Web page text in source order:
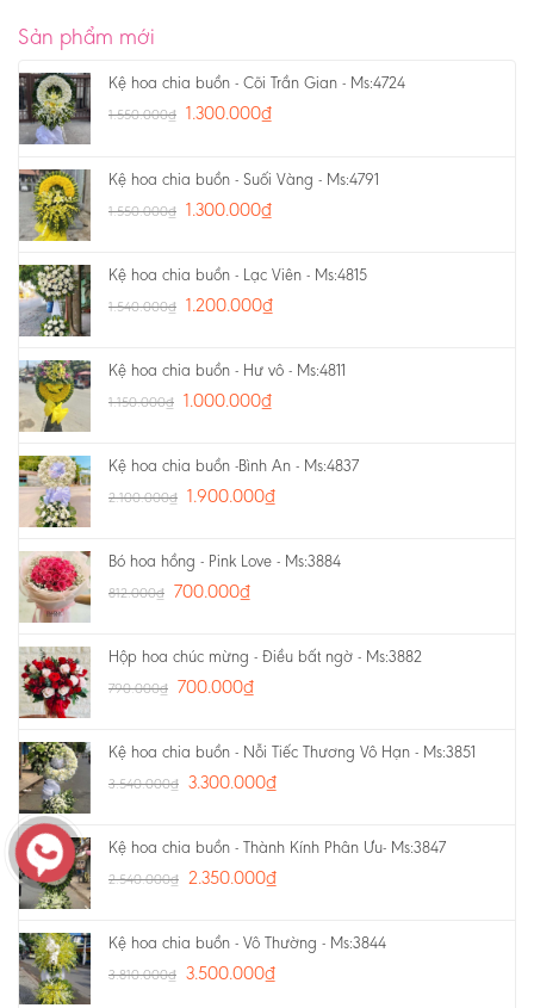
Sản phẩm mới
Kệ hoa chia buồn - Cõi Trần Gian - Ms:4724
1.550.000₫ 1.300.000₫
Kệ hoa chia buồn - Suối Vàng - Ms:4791
1.550.000₫ 1.300.000₫
Kệ hoa chia buồn - Lạc Viên - Ms:4815
1.540.000₫ 1.200.000₫
Kệ hoa chia buồn - Hư vô - Ms:4811
1.150.000₫ 1.000.000₫
Kệ hoa chia buồn -Bình An - Ms:4837
2.100.000₫ 1.900.000₫
Bó hoa hồng - Pink Love - Ms:3884
812.000₫ 700.000₫
Hộp hoa chúc mừng - Điều bất ngờ - Ms:3882
790.000₫ 700.000₫
Kệ hoa chia buồn - Nỗi Tiếc Thương Vô Hạn - Ms:3851
3.540.000₫ 3.300.000₫
Kệ hoa chia buồn - Thành Kính Phân Ưu- Ms:3847
2.540.000₫ 2.350.000₫
Kệ hoa chia buồn - Vô Thường - Ms:3844
3.810.000₫ 3.500.000₫